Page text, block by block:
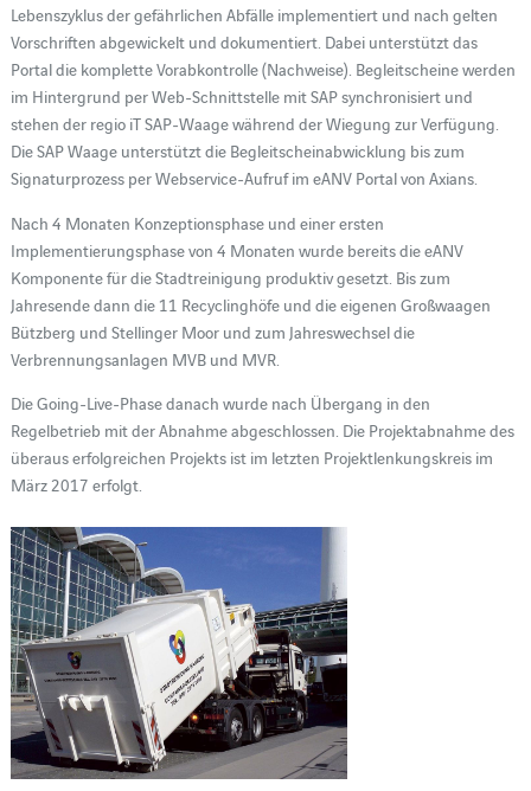
Lebenszyklus der gefährlichen Abfälle implementiert und nach gelten
Vorschriften abgewickelt und dokumentiert. Dabei unterstützt das
Portal die komplette Vorabkontrolle (Nachweise). Begleitscheine werden
im Hintergrund per Web-Schnittstelle mit SAP synchronisiert und
stehen der regio iT SAP-Waage während der Wiegung zur Verfügung.
Die SAP Waage unterstützt die Begleitscheinabwicklung bis zum
Signaturprozess per Webservice-Aufruf im eANV Portal von Axians.
Nach 4 Monaten Konzeptionsphase und einer ersten
Implementierungsphase von 4 Monaten wurde bereits die eANV
Komponente für die Stadtreinigung produktiv gesetzt. Bis zum
Jahresende dann die 11 Recyclinghöfe und die eigenen Großwaagen
Bützberg und Stellinger Moor und zum Jahreswechsel die
Verbrennungsanlagen MVB und MVR.
Die Going-Live-Phase danach wurde nach Übergang in den
Regelbetrieb mit der Abnahme abgeschlossen. Die Projektabnahme des
überaus erfolgreichen Projekts ist im letzten Projektlenkungskreis im
März 2017 erfolgt.